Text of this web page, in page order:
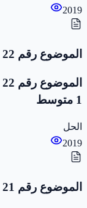
2019
الموضوع رقم 22
1 متوسط
الحل
2019
الموضوع رقم 21